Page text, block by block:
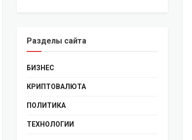
Разделы сайта
БИЗНЕС
КРИПТОВАЛЮТА
ПОЛИТИКА
ТЕХНОЛОГИИ